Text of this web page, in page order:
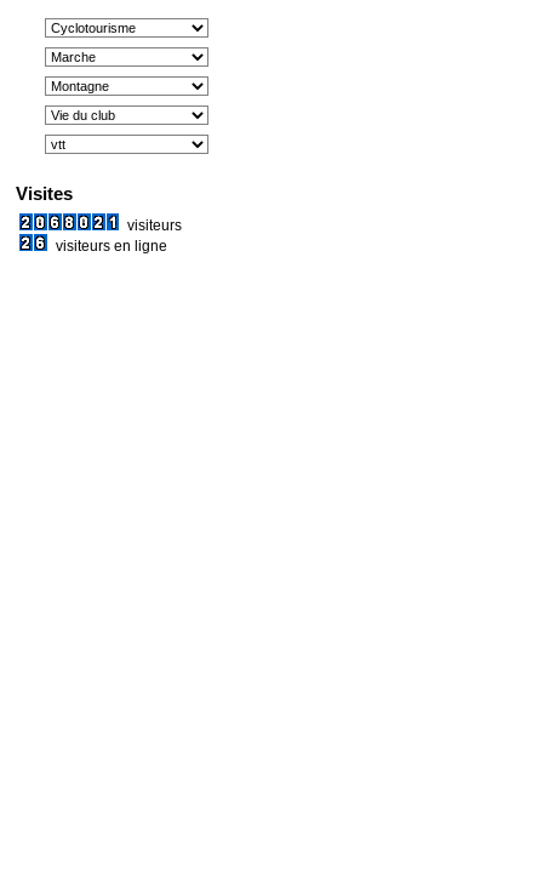
Visites
visiteurs
visiteurs en ligne